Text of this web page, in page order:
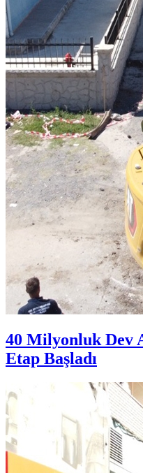
40 Milyonluk Dev
Etap Başladı